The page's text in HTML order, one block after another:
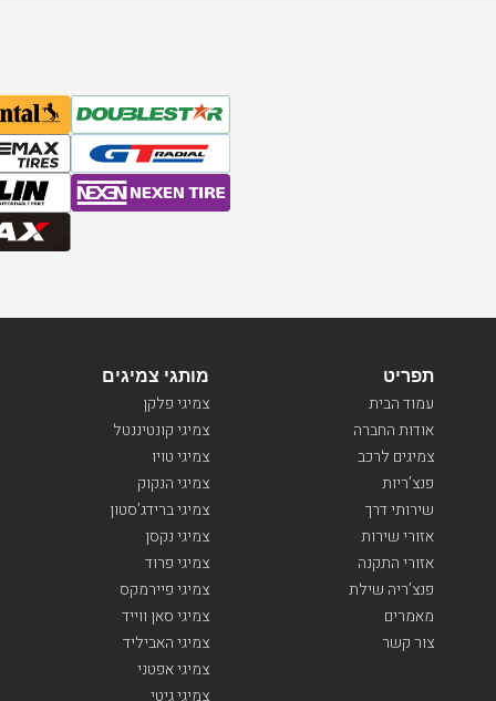
מותגי צמיגים
צמיגי פלקן
צמיגי קונטיננטל
צמיגי טויו
צמיגי הנקוק
צמיגי ברידג’סטון
צמיגי נקסן
צמיגי פרוד
צמיגי פיירמקס
צמיגי סאן ווייד
צמיגי האביליד
צמיגי אפטני
צמיגי גיטי
תפריט
עמוד הבית
אודות החברה
צמיגים לרכב
פנצ’ריות
שירותי דרך
אזורי שירות
אזורי התקנה
פנצ’ריה שילת
מאמרים
צור קשר